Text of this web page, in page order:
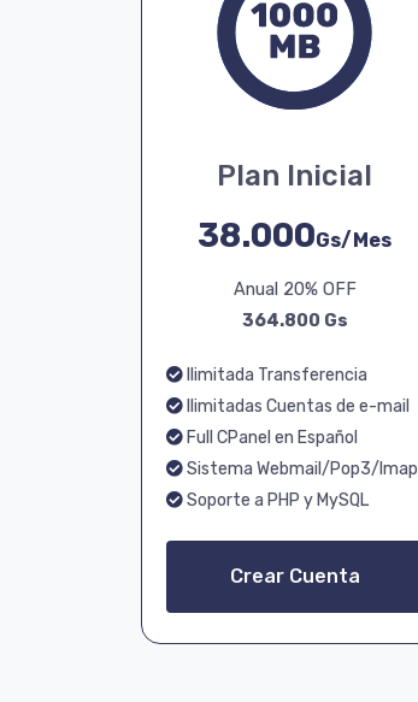
Plan Inicial
38.000Gs/Mes
Anual 20% OFF
364.800 Gs
Ilimitada Transferencia
Ilimitadas Cuentas de e-mail
Full CPanel en Español
Sistema Webmail/Pop3/Imap
Soporte a PHP y MySQL
Crear Cuenta